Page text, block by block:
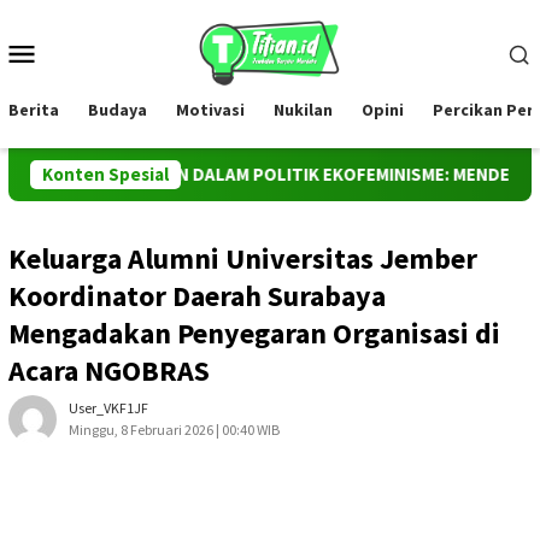
konten
Berita Budaya Motivasi Nukilan Opini Percikan
Konten SpesialDALAM POLITIK EKOFEMINISME:
Keluarga Alumni Universitas Jember
Koordinator Daerah Surabaya
Mengadakan Penyegaran Organisasi di
Acara NGOBRAS
User_VKF1JF
Minggu, 8 Februari 2026 | 00:40 WIB